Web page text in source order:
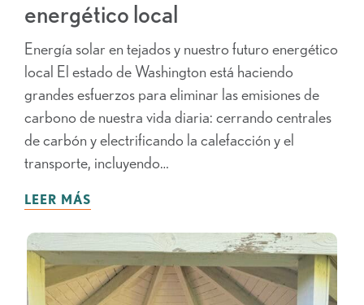
energético local
Energía solar en tejados y nuestro futuro energético
local El estado de Washington está haciendo
grandes esfuerzos para eliminar las emisiones de
carbono de nuestra vida diaria: cerrando centrales
de carbón y electrificando la calefacción y el
transporte, incluyendo…
LEER MÁS